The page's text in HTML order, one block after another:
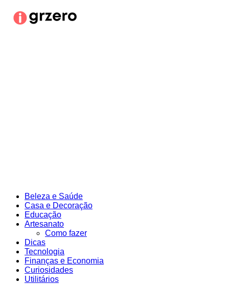
para
Beleza e Saúde
Casa e Decoração
Educação
Artesanato
Como fazer
Dicas
Tecnologia
Finanças e Economia
Curiosidades
Utilitários